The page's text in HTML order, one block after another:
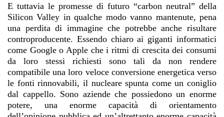
E tuttavia le promesse di futuro “carbon neutral” della
Silicon Valley in qualche modo vanno mantenute, pena
una perdita di immagine che potrebbe anche risultare
controproducente. Essendo chiaro ai giganti informatici
come Google o Apple che i ritmi di crescita dei consumi
da loro stessi richiesti sono tali da non rendere
compatibile una loro veloce conversione energetica verso
le fonti rinnovabili, il nucleare spunta come un coniglio
dal cappello. Sono aziende che possiedono un enorme
potere, una enorme capacità di orientamento